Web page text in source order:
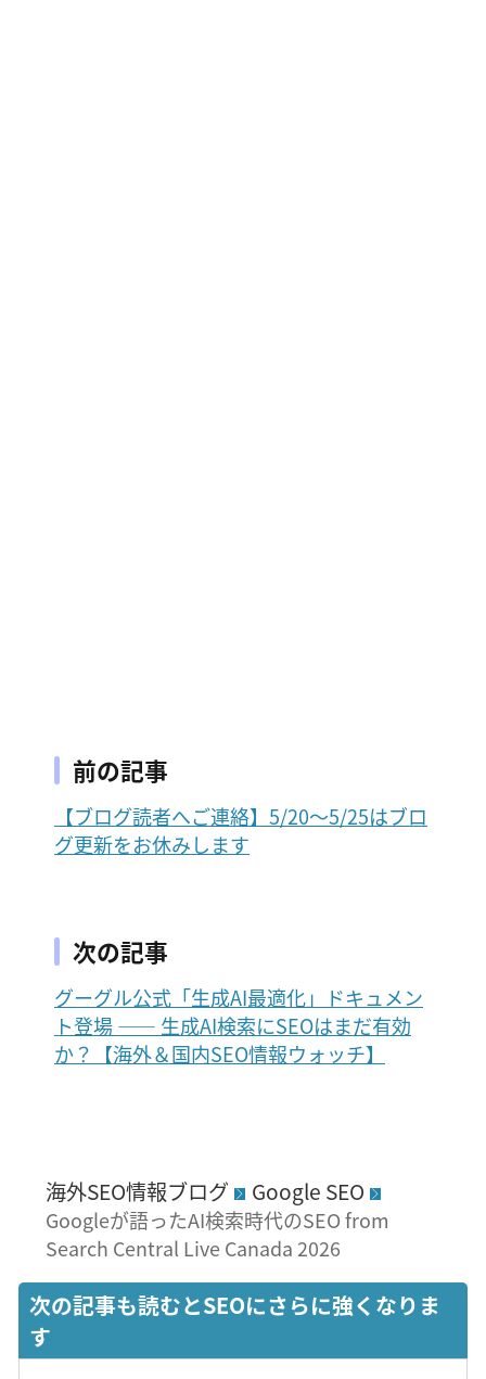
前の記事
【ブログ読者へご連絡】5/20〜5/25はブロ
グ更新をお休みします
次の記事
グーグル公式「生成AI最適化」ドキュメン
ト登場 ―― 生成AI検索にSEOはまだ有効
か？【海外＆国内SEO情報ウォッチ】
海外SEO情報ブログ Google SEO
Googleが語ったAI検索時代のSEO from
Search Central Live Canada 2026
次の記事も読むとSEOにさらに強くなりま
す